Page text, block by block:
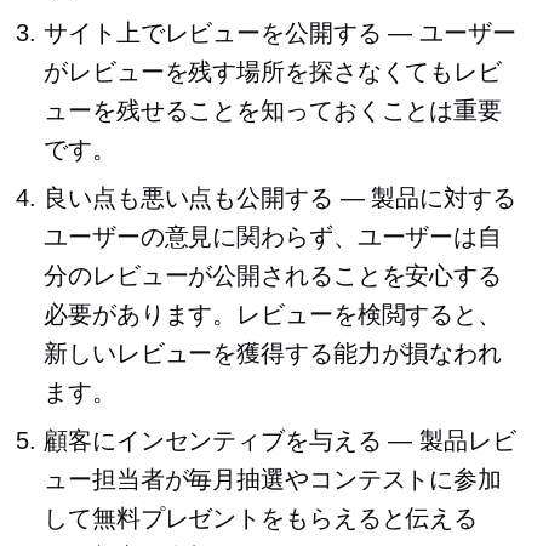
サイト上でレビューを公開する — ユーザー
がレビューを残す場所を探さなくてもレビ
ューを残せることを知っておくことは重要
です。
良い点も悪い点も公開する — 製品に対する
ユーザーの意見に関わらず、ユーザーは自
分のレビューが公開されることを安心する
必要があります。レビューを検閲すると、
新しいレビューを獲得する能力が損なわれ
ます。
顧客にインセンティブを与える — 製品レビ
ュー担当者が毎月抽選やコンテストに参加
して無料プレゼントをもらえると伝える